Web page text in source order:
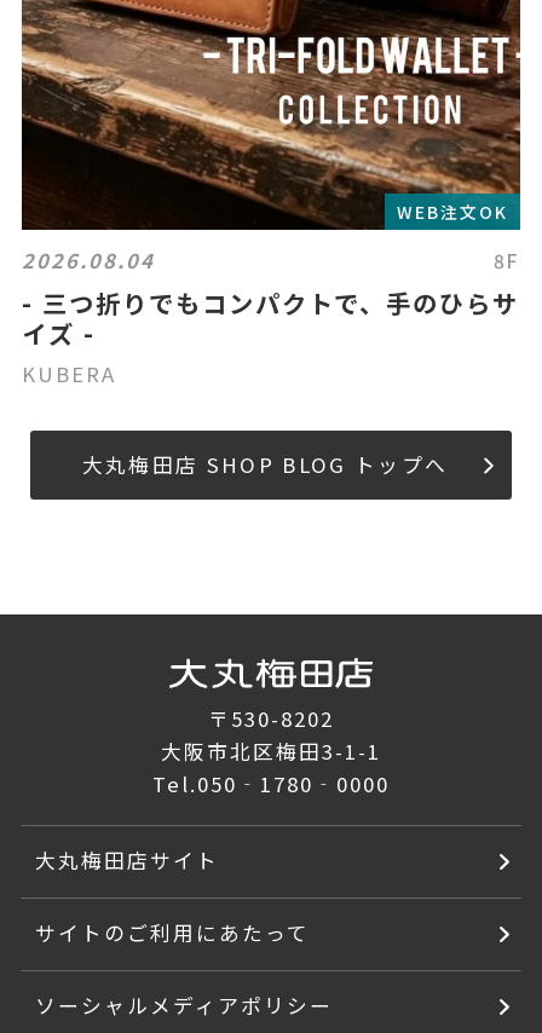
WEB注文OK
2026.08.04 8F
- 三つ折りでもコンパクトで、手のひらサ
イズ -
KUBERA
大丸梅田店 SHOP BLOG トップへ
〒530-8202
大阪市北区梅田3-1-1
Tel.050‐1780‐0000
大丸梅田店サイト
サイトのご利用にあたって
ソーシャルメディアポリシー